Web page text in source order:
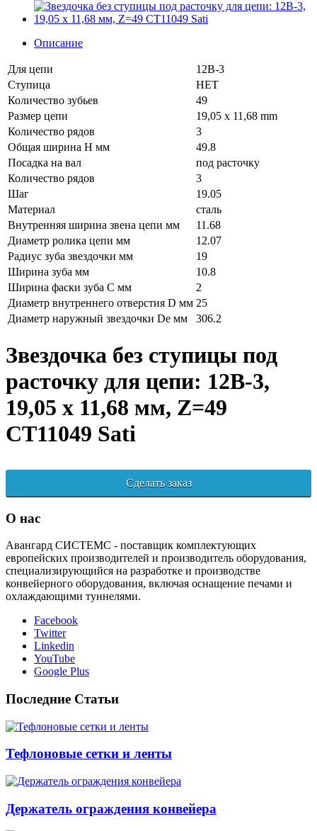
Описание
Для цепи
12B-3
Ступица
НЕТ
Количество зубьев
49
Размер цепи
19,05 x 11,68 mm
Количество рядов
3
Общая ширина H мм
49.8
Посадка на вал
под расточку
Количество рядов
3
Шаг
19.05
Материал
сталь
Внутренняя ширина звена цепи мм
11.68
Диаметр ролика цепи мм
12.07
Радиус зуба звездочки мм
19
Ширина зуба мм
10.8
Ширина фаски зуба C мм
2
Диаметр внутреннего отверстия D мм 25
Диаметр наружный звездочки De мм
306.2
Звездочка без ступицы под
расточку для цепи: 12B-3,
19,05 x 11,68 мм, Z=49
CT11049 Sati
Сделать заказ
О нас
Авангард СИСТЕМС - поставщик комплектующих
европейских производителей и производитель оборудования,
специализирующийся на разработке и производстве
конвейерного оборудования, включая оснащение печами и
охлаждающими туннелями.
Facebook
Twitter
Linkedin
YouTube
Google Plus
Последние Статьи
Тефлоновые сетки и ленты
Держатель ограждения конвейера